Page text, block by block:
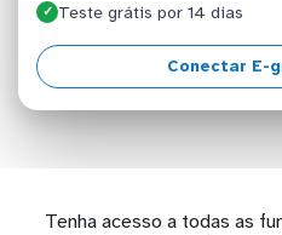
✓ Teste grátis por 14 dias
Conectar E-
Tenha acesso a todas as